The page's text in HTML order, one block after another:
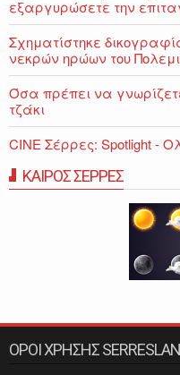
εξαργυρώσετε την
Σχηματίστηκε
νεκρών ηρώων του
Όσα πρέπει να
τζάκι
CINE Σέρρες: Spotlight -
ΚΑΙΡΟΣ ΣΕΡΡΕΣ
ΟΡΟΙ ΧΡΗΣΗΣ